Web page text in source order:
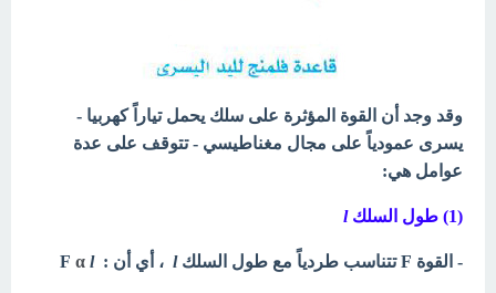
وقد وجد أن القوة المؤثرة على سلك يحمل تياراً كهربيا -
يسرى عمودياً على مجال مغناطيسي - تتوقف على عدة
عوامل هي:
(1) طول السلك l
- القوة F تتناسب طردياً مع طول السلك l ، أي أن : F
α l